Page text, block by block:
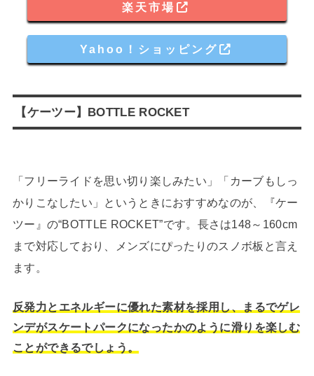
楽天市場
Yahoo！ショッピング
【ケーツー】BOTTLE ROCKET
「フリーライドを思い切り楽しみたい」「カーブもしっ
かりこなしたい」というときにおすすめなのが、『ケー
ツー』の“BOTTLE ROCKET”です。長さは148～160cm
まで対応しており、メンズにぴったりのスノボ板と言え
ます。
反発力とエネルギーに優れた素材を採用し、まるでゲレ
ンデがスケートパークになったかのように滑りを楽しむ
ことができるでしょう。